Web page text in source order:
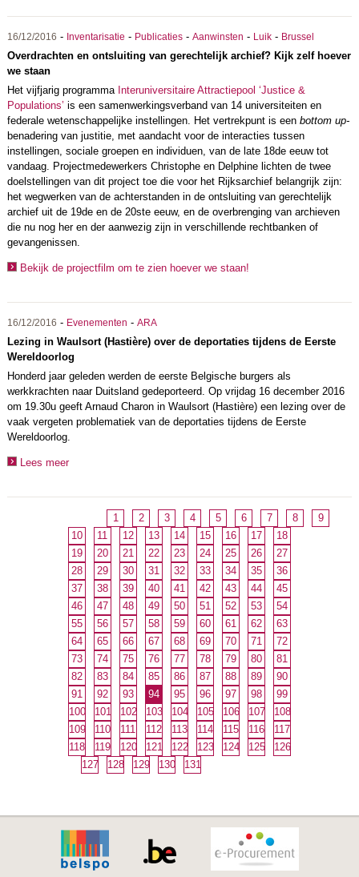
16/12/2016 - Inventarisatie - Publicaties- Aanwinsten - Luik- Brussel
Overdrachten en ontsluiting van gerechtelijk archief? Kijk zelf hoever
we staan
Het vijfjarig programma Interuniversitaire Attractiepool ‘Justice &
Populations’ is een samenwerkingsverband van 14 universiteiten en
federale wetenschappelijke instellingen. Het vertrekpunt is een bottom up-
benadering van justitie, met aandacht voor de interacties tussen
instellingen, sociale groepen en individuen, van de late 18de eeuw tot
vandaag. Projectmedewerkers Christophe en Delphine lichten de twee
doelstellingen van dit project toe die voor het Rijksarchief belangrijk zijn:
het wegwerken van de achterstanden in de ontsluiting van gerechtelijk
archief uit de 19de en de 20ste eeuw, en de overbrenging van archieven
die nu nog her en der aanwezig zijn in verschillende rechtbanken of
gevangenissen.
Bekijk de projectfilm om te zien hoever we staan!
16/12/2016 - Evenementen - ARA
Lezing in Waulsort (Hastière) over de deportaties tijdens de Eerste
Wereldoorlog
Honderd jaar geleden werden de eerste Belgische burgers als
werkkrachten naar Duitsland gedeporteerd. Op vrijdag 16 december 2016
om 19.30u geeft Arnaud Charon in Waulsort (Hastière) een lezing over de
vaak vergeten problematiek van de deportaties tijdens de Eerste
Wereldoorlog.
Lees meer
1 2 3 4 5 6 7 8
9
10
11 12 13 14 15 16 17
18
19
20 21 22 23 24 25 26
27
28
29 30 31 32 33 34 35
36
37
38 39 40 41 42 43 44
45
46
47 48 49 50 51 52 53
54
55
56 57 58 59 60 61 62
63
64
65 66 67 68 69 70 71
72
73
74 75 76 77 78 79 80
81
82
83 84 85 86 87 88 89
90
91
92 93 94 95 96 97 98
99
100
101 102 103 104 105 106 107
108
109
110 111 112 113 114 115 116
117
118
119 120 121 122 123 124 125
126
127
128 129 130 131